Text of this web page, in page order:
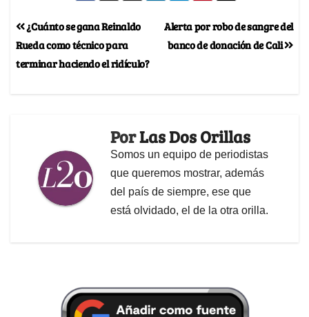
Alerta por robo de sangre del
banco de donación de Cali
¿Cuánto se gana Reinaldo
Rueda como técnico para
terminar haciendo el ridículo?
PorLas Dos Orillas
Somos un equipo de periodistas
que queremos mostrar, además
del país de siempre, ese que
está olvidado, el de la otra orilla.